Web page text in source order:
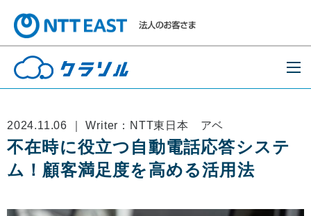
2024.11.06 ｜ Writer：NTT東日本 アベ
不在時に役立つ自動電話応答システ
ム！顧客満足度を高める活用法